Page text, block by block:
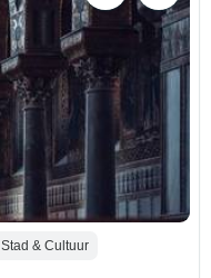
Stad & Cultuur